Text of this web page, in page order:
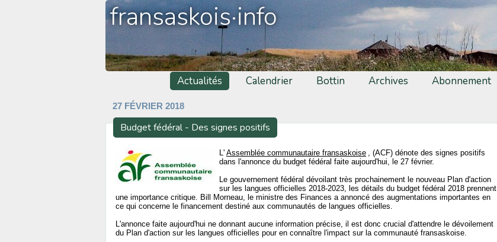
fransaskois·info
Actualités Calendrier Bottin Archives Abonnement
27 FÉVRIER 2018
Budget fédéral - Des signes positifs
L' Assemblée communautaire fransaskoise , (ACF) dénote des signes positifs
dans l'annonce du budget fédéral faite aujourd'hui, le 27 février.
Le gouvernement fédéral dévoilant très prochainement le nouveau Plan d'action
sur les langues officielles 2018-2023, les détails du budget fédéral 2018 prennent
une importance critique. Bill Morneau, le ministre des Finances a annoncé des augmentations importantes en
ce qui concerne le financement destiné aux communautés de langues officielles.
L'annonce faite aujourd'hui ne donnant aucune information précise, il est donc crucial d'attendre le dévoilement
du Plan d'action sur les langues officielles pour en connaître l'impact sur la communauté fransaskoise.